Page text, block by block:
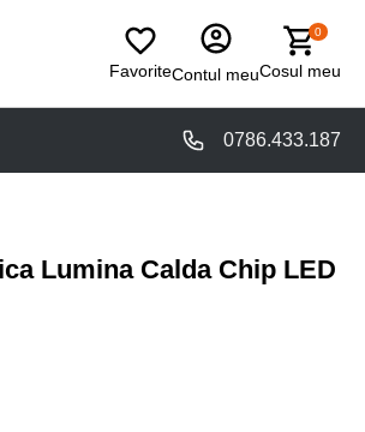
FavoriteContul meu
0
Cosul meu
0786.433.187
Lumina Calda Chip LED